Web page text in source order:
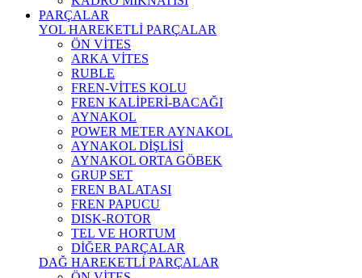
PARÇALAR
YOL HAREKETLİ PARÇALAR
ÖN VİTES
ARKA VİTES
RUBLE
FREN-VİTES KOLU
FREN KALİPERİ-BACAĞI
AYNAKOL
POWER METER AYNAKOL
AYNAKOL DİŞLİSİ
AYNAKOL ORTA GÖBEK
GRUP SET
FREN BALATASI
FREN PAPUCU
DISK-ROTOR
TEL VE HORTUM
DİĞER PARÇALAR
DAĞ HAREKETLİ PARÇALAR